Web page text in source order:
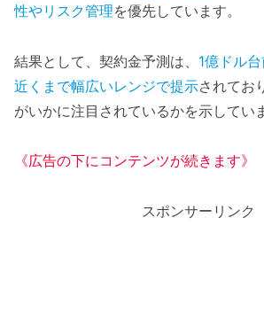
性やリスク管理を優先しています。
結果として、契約金予測は、 1億ドル
近くまで幅広いレンジで提示されてお
がいかに注目されているかを示してい
《広告の下にコンテンツが続きます》
スポンサーリンク